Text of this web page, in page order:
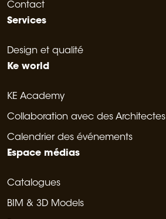
Contact
Services
Design et qualité
Ke world
KE Academy
Collaboration avec des Architectes
Calendrier des événements
Espace médias
Catalogues
BIM & 3D Models